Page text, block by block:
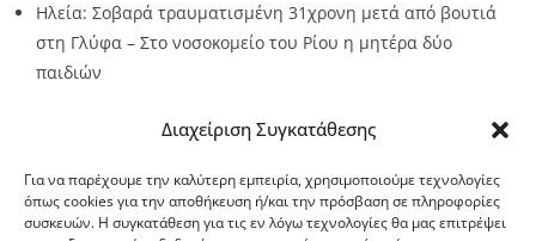
Διαχείριση Συγκατάθεσης
Για να παρέχουμε την καλύτερη εμπειρία, χρησιμοποιούμε τεχνολογίες
όπως cookies για την αποθήκευση ή/και την πρόσβαση σε πληροφορίες
συσκευών. Η συγκατάθεση για τις εν λόγω τεχνολογίες θα μας επιτρέψει
Ηλεία: Σοβαρά τραυματισμένη 31χρονη μετά από βουτιά
στη Γλύφα – Στο νοσοκομείο του Ρίου η μητέρα δύο
παιδιών